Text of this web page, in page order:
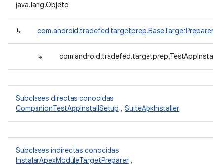
java.lang.Objeto
↳ com.android.tradefed.targetprep.BaseTargetPreparer
↳
Subclases directas conocidas
CompanionTestAppInstallSetup , SuiteApkInstaller
Subclases indirectas conocidas
InstalarApexModuleTargetPreparer ,